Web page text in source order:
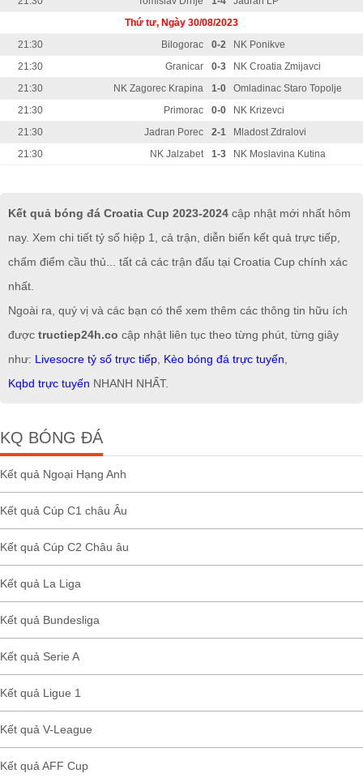
Thứ tư, Ngày 30/08/2023
21:30
Bilogorac 0-2
NK Ponikve
21:30
Granicar 0-3
NK Croatia Zmijavci
21:30
NK Zagorec Krapina 1-0
Omladinac Staro Topolje
21:30
Primorac 0-0
NK Krizevci
21:30
Jadran Porec 2-1
Mladost Zdralovi
21:30
NK Jalzabet 1-3 NK Moslavina Kutina
Kết quả bóng đá Croatia Cup 2023-2024 cập nhật mới nhất hôm
nay. Xem chi tiết tỷ số hiệp 1, cả trận, diễn biến kết quả trực tiếp,
chấm điểm cầu thủ... tất cả các trận đấu tại Croatia Cup chính xác
nhất.
Ngoài ra, quý vị và các bạn có thể xem thêm các thông tin hữu ích
được tructiep24h.co cập nhật liên tục theo từng phút, từng giây
như: Livesocre tỷ số trực tiếp Kèo bóng đá trực tuyến
Kqbd trực tuyến NHANH NHẤT.
KQ BÓNG ĐÁ
Kết quả Ngoại Hạng Anh
Kết quả Cúp C1 châu Âu
Kết quả Cúp C2 Châu âu
Kết quả La Liga
Kết quả Bundesliga
Kết quả Serie A
Kết quả Ligue 1
Kết quả V-League
Kết quả AFF Cup